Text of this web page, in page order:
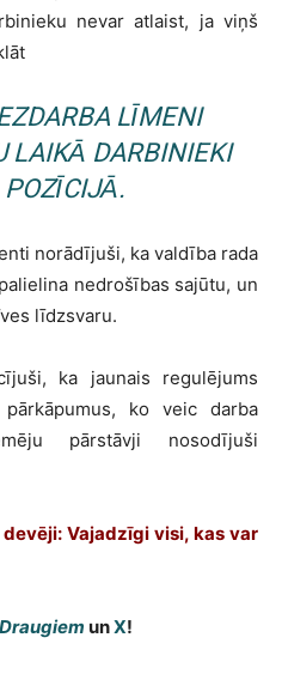
nevar atlaist, ja viņš
LĪMENI
LAIKĀ DARBINIEKI
norādījuši, ka valdība rada
nedrošības sajūtu, un
līdzsvaru.
ka jaunais regulējums
ko veic darba
pārstāvji nosodījuši
Vajadzīgi visi, kas var
Draugiem unX!